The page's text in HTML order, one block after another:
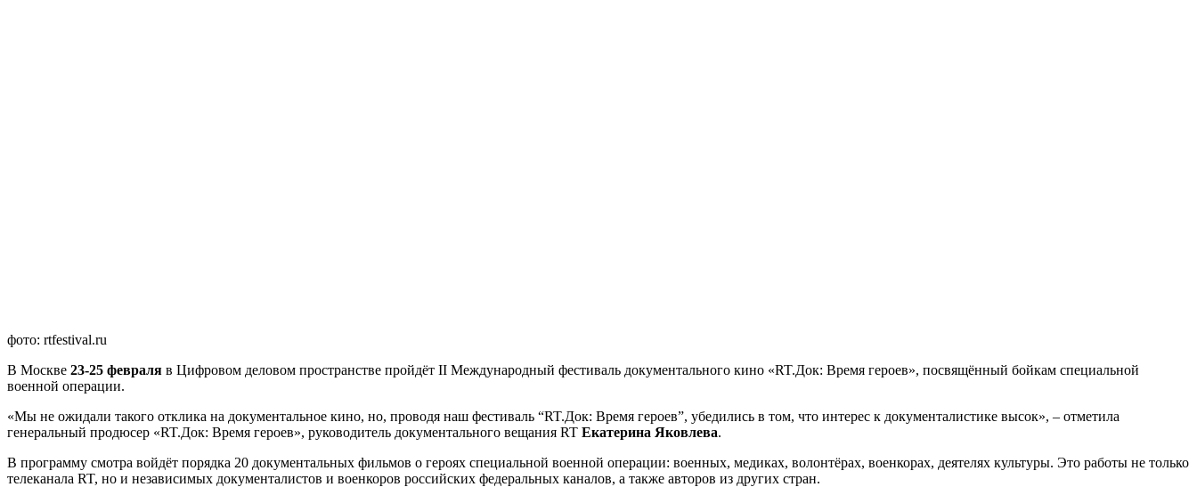
фото: rtfestival.ru
В Москве 23-25 февраля в Цифровом деловом пространстве пройдёт II Международный фестиваль документального кино «RT.Док: Время героев», посвящённый бойкам специальной
военной операции.
«Мы не ожидали такого отклика на документальное кино, но, проводя наш фестиваль “RT.Док: Время героев”, убедились в том, что интерес к документалистике высок», – отметила
генеральный продюсер «RT.Док: Время героев», руководитель документального вещания RT Екатерина Яковлева.
В программу смотра войдёт порядка 20 документальных фильмов о героях специальной военной операции: военных, медиках, волонтёрах, военкорах, деятелях культуры. Это работы не только
телеканала RT, но и независимых документалистов и военкоров российских федеральных каналов, а также авторов из других стран.